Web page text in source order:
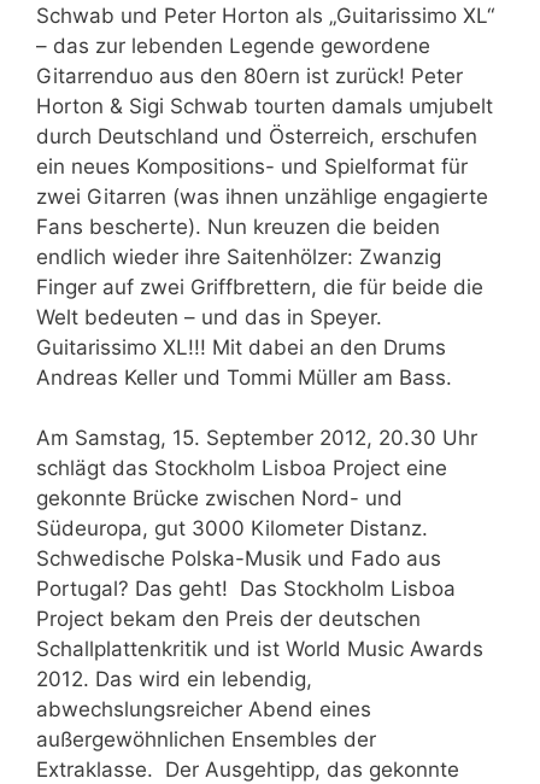
Schwab und Peter Horton als „Guitarissimo XL“
– das zur lebenden Legende gewordene
Gitarrenduo aus den 80ern ist zurück! Peter
Horton & Sigi Schwab tourten damals umjubelt
durch Deutschland und Österreich, erschufen
ein neues Kompositions- und Spielformat für
zwei Gitarren (was ihnen unzählige engagierte
Fans bescherte). Nun kreuzen die beiden
endlich wieder ihre Saitenhölzer: Zwanzig
Finger auf zwei Griffbrettern, die für beide die
Welt bedeuten – und das in Speyer.
Guitarissimo XL!!! Mit dabei an den Drums
Andreas Keller und Tommi Müller am Bass.
Am Samstag, 15. September 2012, 20.30 Uhr
schlägt das Stockholm Lisboa Project eine
gekonnte Brücke zwischen Nord- und
Südeuropa, gut 3000 Kilometer Distanz.
Schwedische Polska-Musik und Fado aus
Portugal? Das geht! Das Stockholm Lisboa
Project bekam den Preis der deutschen
Schallplattenkritik und ist World Music Awards
2012. Das wird ein lebendig,
abwechslungsreicher Abend eines
außergewöhnlichen Ensembles der
Extraklasse. Der Ausgehtipp, das gekonnte